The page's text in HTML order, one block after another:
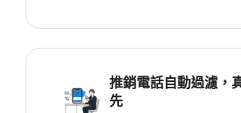
推銷電話自動過濾，
先